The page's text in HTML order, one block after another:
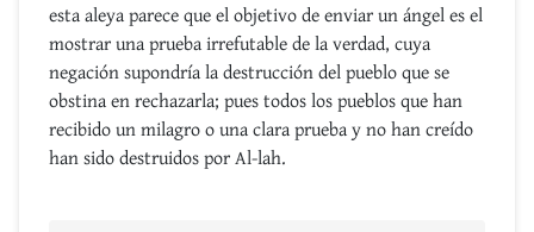
esta aleya parece que el objetivo de enviar un ángel es el
mostrar una prueba irrefutable de la verdad, cuya
negación supondría la destrucción del pueblo que se
obstina en rechazarla; pues todos los pueblos que han
recibido un milagro o una clara prueba y no han creído
han sido destruidos por Al-lah.